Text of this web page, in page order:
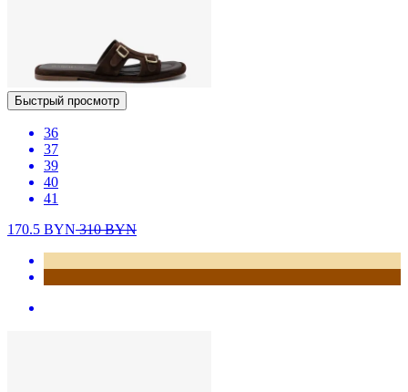
Быстрый просмотр
36
37
39
40
41
170.5 BYN310BYN